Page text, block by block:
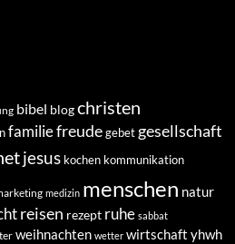
bibel blogchristen
familiefreudegebet gesellschaft
jesus kochen kommunikation
medizin menschen natur
reisen rezept ruhe sabbat
weihnachten wetter wirtschaft yhwh